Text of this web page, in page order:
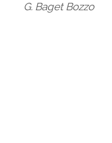
G. Baget Bozzo